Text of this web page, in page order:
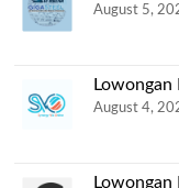
August 5,
August 4,
Lowongan